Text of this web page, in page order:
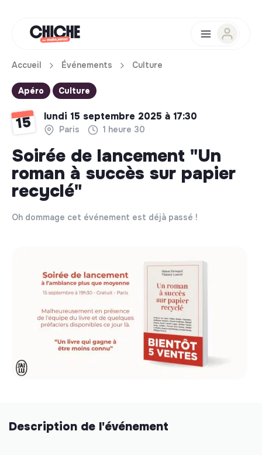
Accueil Événements Culture
Apéro Culture
15 lundi 15 septembre 2025 à 17:30
Paris 1 heure 30
Soirée de lancement "Un
roman à succès sur papier
recyclé"
Oh dommage cet événement est déjà passé !
Description de l'événement